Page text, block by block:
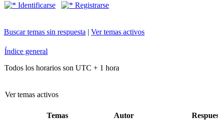
Identificarse Registrarse
Buscar temas sin respuesta | Ver temas activos
Índice general
Todos los horarios son UTC + 1 hora
Ver temas activos
Temas Autor